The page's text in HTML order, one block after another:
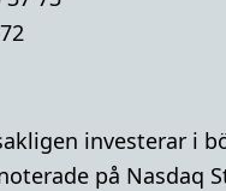
investerar i
på Nasdaq